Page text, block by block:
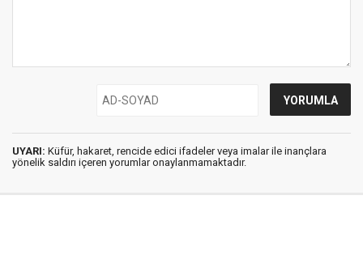
UYARI: Küfür, hakaret, rencide edici ifadeler veya imalar ile inançlara
yönelik saldırı içeren yorumlar onaylanmamaktadır.